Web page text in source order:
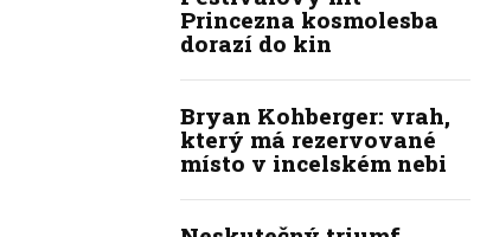
Princezna kosmolesba
dorazí do kin
Bryan Kohberger: vrah,
který má rezervované
místo v incelském nebi